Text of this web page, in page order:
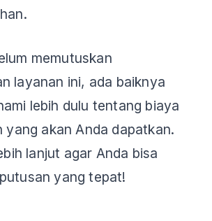
memutuskan
layanan ini, ada baiknya
lebih dulu tentang biaya
yang akan Anda dapatkan.
lanjut agar Anda bisa
yang tepat!